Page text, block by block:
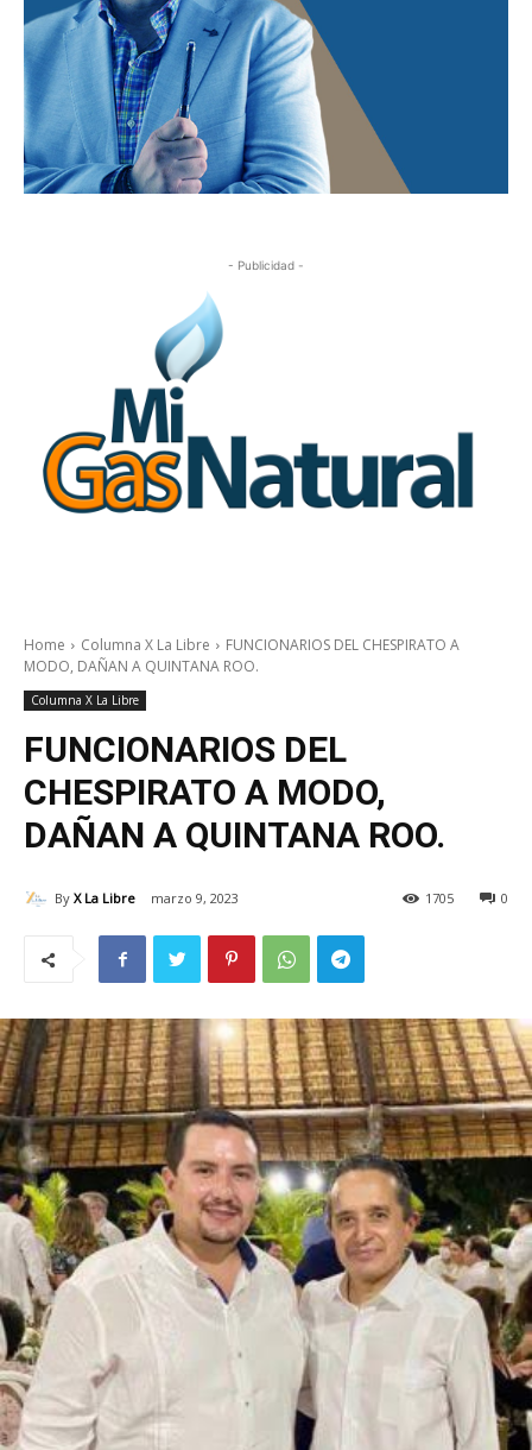
- Publicidad -